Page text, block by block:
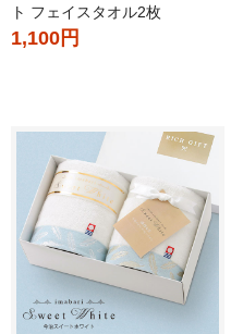
ト フェイスタオル2枚
1,100円